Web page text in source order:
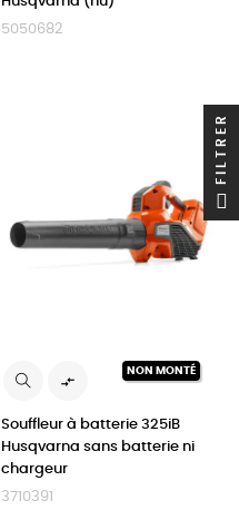
5050682
NON MONTÉ

Souffleur à batterie 325iB
Husqvarna sans batterie ni
chargeur
3710391
FILTRER